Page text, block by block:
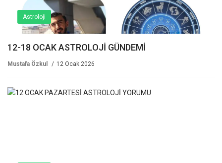
Astroloji
12-18 OCAK ASTROLOJİ GÜNDEMİ
Mustafa Özkul 12 Ocak 2026